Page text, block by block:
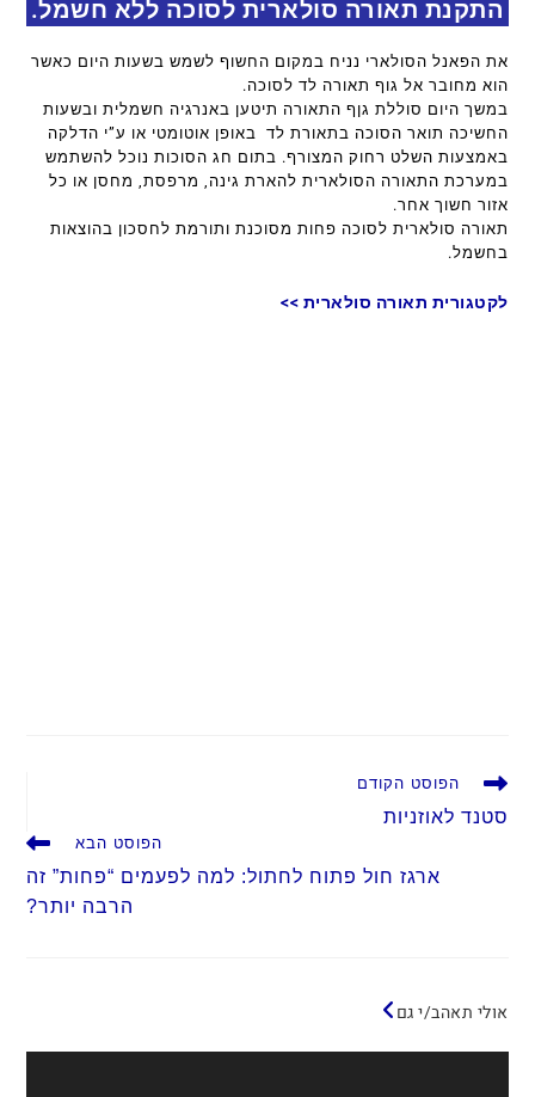
התקנת תאורה סולארית לסוכה ללא חשמל.
את הפאנל הסולארי נניח במקום החשוף לשמש בשעות היום כאשר
הוא מחובר אל גוף תאורה לד לסוכה.
במשך היום סוללת גןף התאורה תיטען באנרגיה חשמלית ובשעות
החשיכה תואר הסוכה בתאורת לד באופן אוטומטי או ע”י הדלקה
באמצעות השלט רחוק המצורף. בתום חג הסוכות נוכל להשתמש
במערכת התאורה הסולארית להארת גינה, מרפסת, מחסן או כל
אזור חשוך אחר.
תאורה סולארית לסוכה פחות מסוכנת ותורמת לחסכון בהוצאות
בחשמל.
לקטגורית תאורה סולארית >>
לקרוא
מאמרים
נוספים
הפוסט הקודם
סטנד לאוזניות
הפוסט הבא
ארגז חול פתוח לחתול: למה לפעמים “פחות” זה
הרבה יותר?
אולי תאהב/י גם